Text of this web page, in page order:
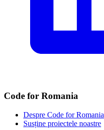
Code for Romania
Despre Code for Romania
Susține proiectele noastre